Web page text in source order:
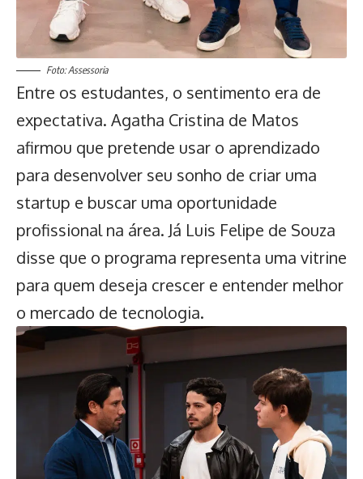
Foto: Assessoria
Entre os estudantes, o sentimento era de
expectativa. Agatha Cristina de Matos
afirmou que pretende usar o aprendizado
para desenvolver seu sonho de criar uma
startup e buscar uma oportunidade
profissional na área. Já Luis Felipe de Souza
disse que o programa representa uma vitrine
para quem deseja crescer e entender melhor
o mercado de tecnologia.